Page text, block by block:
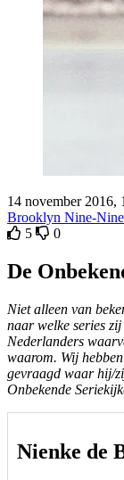
14 november 2016,
Brooklyn Nine-Nine
5
0
De
Niet alleen van
naar welke series
Nederlanders
waarom. Wij
gevraagd waar hij/
Onbekende
Nienke de